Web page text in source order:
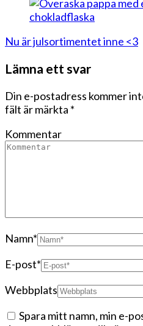
Nu är julsortimentet inne <3
Lämna ett svar
Din e-postadress kommer
fält är märkta *
Kommentar
Namn*
E-post*
Webbplats
Spara mitt namn, min e-